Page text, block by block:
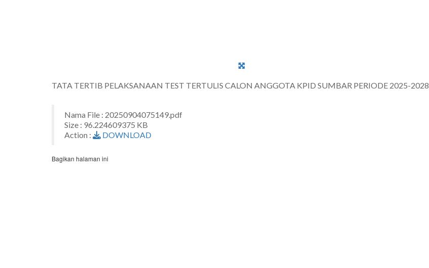
TATA TERTIB PELAKSANAAN TEST TERTULIS CALON ANGGOTA KPID SUMBAR PERIODE 2025-2028
Nama File : 20250904075149.pdf
Size : 96.224609375 KB
Action :
DOWNLOAD
Bagikan halaman ini